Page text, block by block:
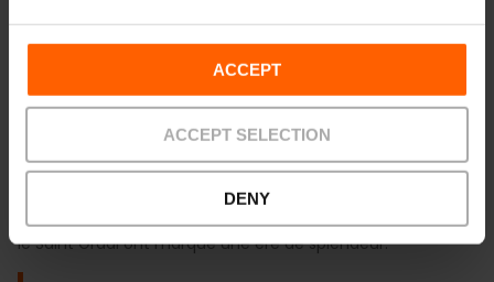
ACCEPT
ACCEPT SELECTION
DENY
La Valencia du Siècle d’Or et le Saint Graal
Voyage au Siècle d’Or valencien, lorsque la soie, les Borja et
le Saint Graal ont marqué une ère de splendeur.